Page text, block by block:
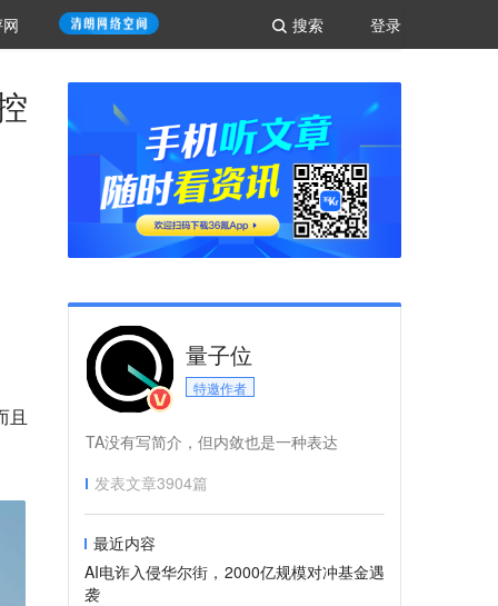
登录
搜索
且
量子位
特邀作者
TA没有写简介，但内敛也是一种表达
发表文章3904篇
最近内容
AI电诈入侵华尔街，2000亿规模对冲基金遇
袭